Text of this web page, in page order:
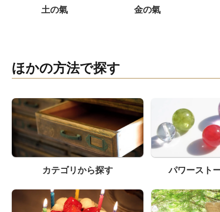
土の氣 金の氣
ほかの方法で探す
カテゴリから探す パワースト